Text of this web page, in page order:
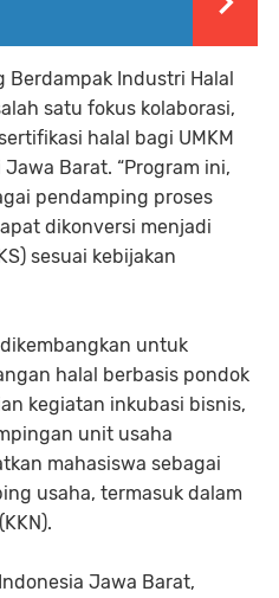
Berdampak Industri Halal
satu fokus kolaborasi,
halal bagi UMKM
Barat. “Program ini,
pendamping proses
dikonversi menjadi
sesuai kebijakan
untuk
halal berbasis pondok
kegiatan inkubasi bisnis,
unit usaha
mahasiswa sebagai
usaha, termasuk dalam
Jawa Barat,